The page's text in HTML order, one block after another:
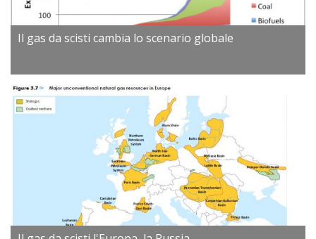
Il gas da scisti cambia lo scenario globale